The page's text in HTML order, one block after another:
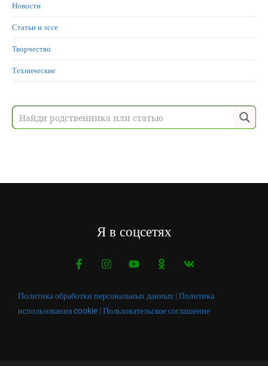
Новости
Статьи и эссе
Творчество
Технические
Я в соцсетях
Политика обработки персональных данных | Политика
использования cookie | Пользовательское соглашение